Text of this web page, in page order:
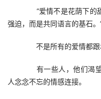
“爱情不是花荫下的
强迫，而是共同语言的基石。
不是所有的爱情都跟
有一些人，他们渴望
人念念不忘的情感连接。